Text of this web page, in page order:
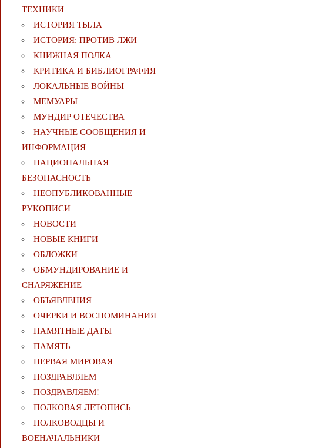
ТЕХНИКИ
ИСТОРИЯ ТЫЛА
ИСТОРИЯ: ПРОТИВ ЛЖИ
КНИЖНАЯ ПОЛКА
КРИТИКА И БИБЛИОГРАФИЯ
ЛОКАЛЬНЫЕ ВОЙНЫ
МЕМУАРЫ
МУНДИР ОТЕЧЕСТВА
НАУЧНЫЕ СООБЩЕНИЯ И
ИНФОРМАЦИЯ
НАЦИОНАЛЬНАЯ
БЕЗОПАСНОСТЬ
НЕОПУБЛИКОВАННЫЕ
РУКОПИСИ
НОВОСТИ
НОВЫЕ КНИГИ
ОБЛОЖКИ
ОБМУНДИРОВАНИЕ И
СНАРЯЖЕНИЕ
ОБЪЯВЛЕНИЯ
ОЧЕРКИ И ВОСПОМИНАНИЯ
ПАМЯТНЫЕ ДАТЫ
ПАМЯТЬ
ПЕРВАЯ МИРОВАЯ
ПОЗДРАВЛЯЕМ
ПОЗДРАВЛЯЕМ!
ПОЛКОВАЯ ЛЕТОПИСЬ
ПОЛКОВОДЦЫ И
ВОЕНАЧАЛЬНИКИ